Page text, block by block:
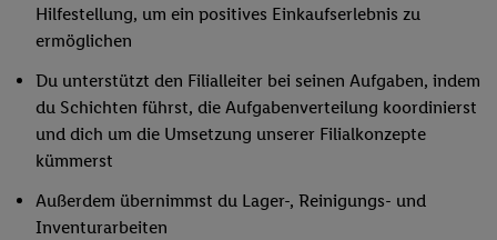
Hilfestellung, um ein positives Einkaufserlebnis zu
ermöglichen
Du unterstützt den Filialleiter bei seinen Aufgaben, indem
du Schichten führst, die Aufgabenverteilung koordinierst
und dich um die Umsetzung unserer Filialkonzepte
kümmerst
Außerdem übernimmst du Lager-, Reinigungs- und
Inventurarbeiten